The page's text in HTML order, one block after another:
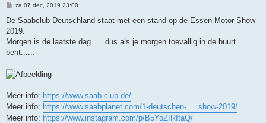
B
r
c
h
za 07 dec, 2019 23:00
De Saabclub Deutschland staat met een stand op de Essen Motor Show
2019.
Morgen is de laatste dag..... dus als je morgen toevallig in de buurt
bent......
Meer info: https://www.saab-club.de/
Meer info: https://www.saabplanet.com/1-deutschen- ... show-2019/
Meer info: https://www.instagram.com/p/B5YoZIRItaQ/